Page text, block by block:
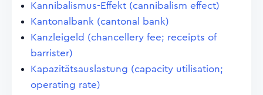
Kannibalismus-Effekt (cannibalism effect)
Kantonalbank (cantonal bank)
Kanzleigeld (chancellery fee; receipts of
barrister)
Kapazitätsauslastung (capacity utilisation;
operating rate)